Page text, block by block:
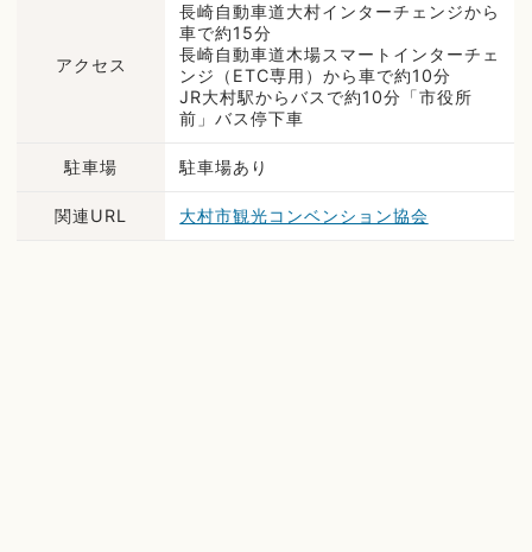
アクセス
長崎自動車道大村インターチェンジから
車で約15分
長崎自動車道木場スマートインターチェ
ンジ（ETC専用）から車で約10分
JR大村駅からバスで約10分「市役所
前」バス停下車
駐車場 駐車場あり
関連URL 大村市観光コンベンション協会